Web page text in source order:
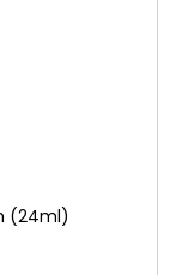
(24ml)